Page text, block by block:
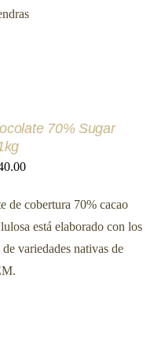
70% Sugar
Rango
precios:
desde
S/ 92.00
de cobertura 70% cacao
está elaborado con los
variedades nativas de